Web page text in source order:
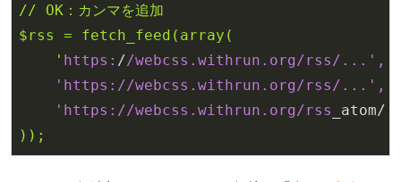
// OK：カンマを追加
$rss = fetch_feed(array(
    '
https: //webcss.withrun.org/rss /...',
    'https:/
/webcss.withrun.org/rss /...',
    'https:/
/webcss.withrun.org/rss _atom/